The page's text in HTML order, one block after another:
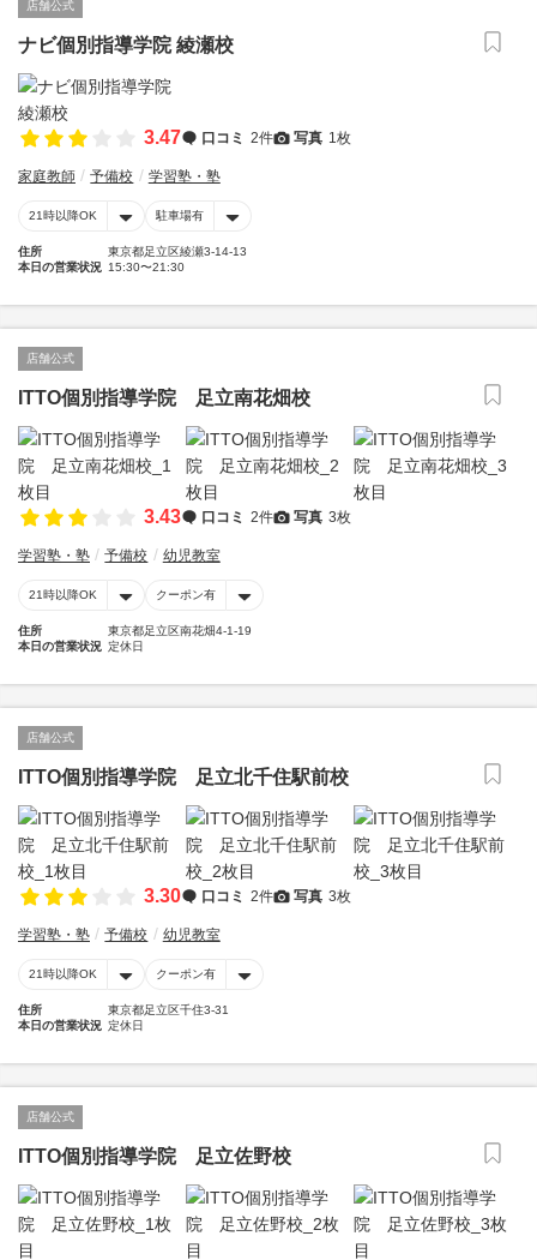
店舗公式
ナビ個別指導学院 綾瀬校
3.47 口コミ 2件 写真 1枚
家庭教師 予備校 学習塾・塾
21時以降OK 駐車場有
住所
東京都足立区綾瀬3-14-13
本日の営業状況 15:30〜21:30
店舗公式
ITTO個別指導学院 足立南花畑校
3.43 口コミ 2件 写真 3枚
学習塾・塾 予備校 幼児教室
21時以降OK クーポン有
住所
東京都足立区南花畑4-1-19
本日の営業状況 定休日
店舗公式
ITTO個別指導学院 足立北千住駅前校
3.30 口コミ 2件 写真 3枚
学習塾・塾 予備校 幼児教室
21時以降OK クーポン有
住所
東京都足立区千住3-31
本日の営業状況 定休日
店舗公式
ITTO個別指導学院 足立佐野校